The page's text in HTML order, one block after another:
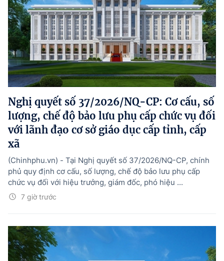
Nghị quyết số 37/2026/NQ-CP: Cơ cấu, số
lượng, chế độ bảo lưu phụ cấp chức vụ đối
với lãnh đạo cơ sở giáo dục cấp tỉnh, cấp
xã
7 giờ trước
(Chinhphu.vn) - Tại Nghị quyết số 37/2026/NQ-CP, chính
phủ quy định cơ cấu, số lượng, chế độ bảo lưu phụ cấp
chức vụ đối với hiệu trưởng, giám đốc, phó hiệu ...